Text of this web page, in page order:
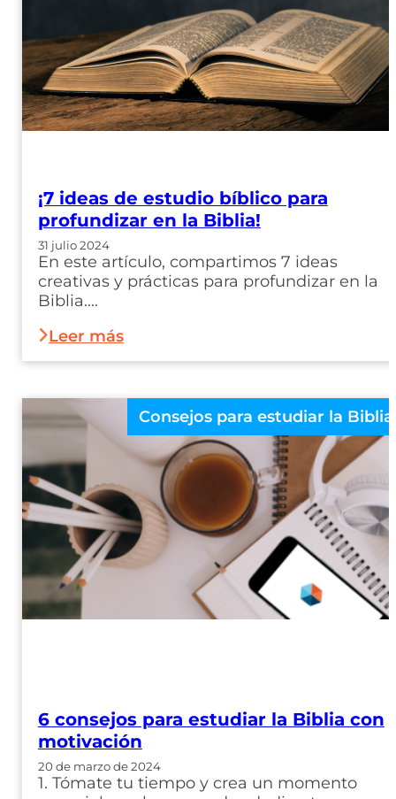
¡7 ideas de estudio bíblico para
profundizar en la Biblia!
31 julio 2024
En este artículo, compartimos 7 ideas
creativas y prácticas para profundizar en la
Biblia....
Leer más
Consejos para estudiar la Biblia
6 consejos para estudiar la Biblia con
motivación
20 de marzo de 2024
1. Tómate tu tiempo y crea un momento